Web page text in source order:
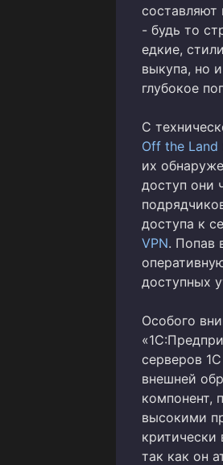
составляют
- будь то
едкие,
выкупа, но
глубокое
С
Off the Land
их
доступ они
доступа к
VPN. Попав
доступных
Особого
серверов
внешней
компонент,
высокими
критически
так как он